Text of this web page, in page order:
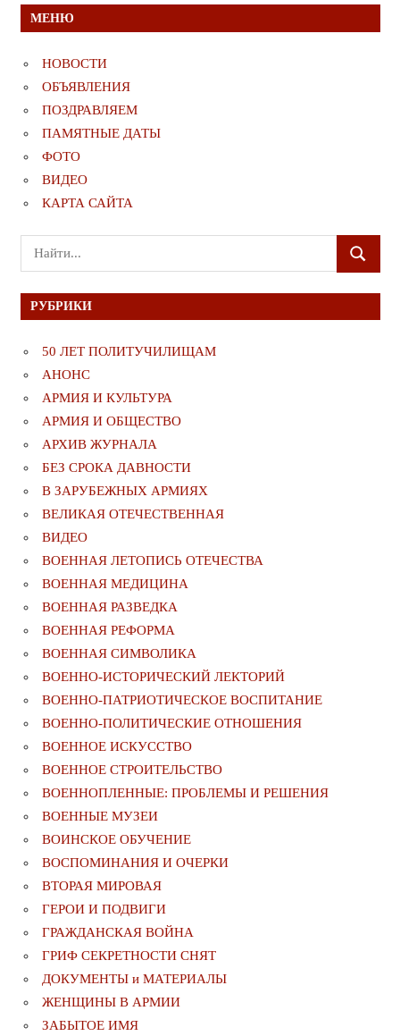
МЕНЮ
НОВОСТИ
ОБЪЯВЛЕНИЯ
ПОЗДРАВЛЯЕМ
ПАМЯТНЫЕ ДАТЫ
ФОТО
ВИДЕО
КАРТА САЙТА
Поиск
для:
ПОИСК
РУБРИКИ
50 ЛЕТ ПОЛИТУЧИЛИЩАМ
АНОНС
АРМИЯ И КУЛЬТУРА
АРМИЯ И ОБЩЕСТВО
АРХИВ ЖУРНАЛА
БЕЗ СРОКА ДАВНОСТИ
В ЗАРУБЕЖНЫХ АРМИЯХ
ВЕЛИКАЯ ОТЕЧЕСТВЕННАЯ
ВИДЕО
ВОЕННАЯ ЛЕТОПИСЬ ОТЕЧЕСТВА
ВОЕННАЯ МЕДИЦИНА
ВОЕННАЯ РАЗВЕДКА
ВОЕННАЯ РЕФОРМА
ВОЕННАЯ СИМВОЛИКА
ВОЕННО-ИСТОРИЧЕСКИЙ ЛЕКТОРИЙ
ВОЕННО-ПАТРИОТИЧЕСКОЕ ВОСПИТАНИЕ
ВОЕННО-ПОЛИТИЧЕСКИE ОТНОШЕНИЯ
ВОЕННОЕ ИСКУССТВО
ВОЕННОЕ СТРОИТЕЛЬСТВО
ВОЕННОПЛЕННЫЕ: ПРОБЛЕМЫ И РЕШЕНИЯ
ВОЕННЫЕ МУЗЕИ
ВОИНСКОЕ ОБУЧЕНИЕ
ВОСПОМИНАНИЯ И ОЧЕРКИ
ВТОРАЯ МИРОВАЯ
ГЕРОИ И ПОДВИГИ
ГРАЖДАНСКАЯ ВОЙНА
ГРИФ СЕКРЕТНОСТИ СНЯТ
ДОКУМЕНТЫ и МАТЕРИАЛЫ
ЖЕНЩИНЫ В АРМИИ
ЗАБЫТОЕ ИМЯ